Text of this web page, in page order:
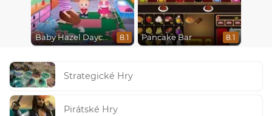
Baby Hazel Daycare 8.1 Pancake Bar 8.1
Strategické Hry
Pirátské Hry